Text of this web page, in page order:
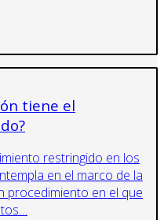
tiene el
restringido en los
en el marco de la
procedimiento en el que